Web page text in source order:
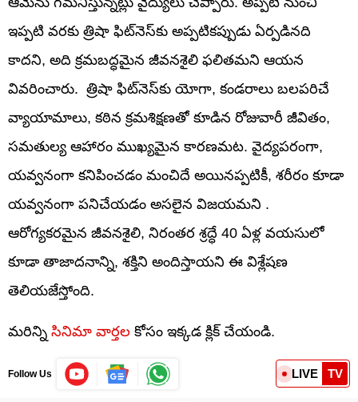
ఇప్పటి వరకు త్రిషా ఫిట్‌నెస్‌కు అప్పటికప్పుడు ఏర్పడినది
కాదని, అది క్రమబద్ధమైన జీవనశైలి ఫలితమని ఆయన
వివరించారు. త్రిషా ఫిట్‌నెస్‌కు యోగా, కండరాలు బలపరిచే
వ్యాయామాలు, కఠిన క్రమశిక్షణతో కూడిన రోజువారీ జీవితం,
సమతుల్య ఆహారం ముఖ్యమైన కారణమట. వైద్యపరంగా,
యవ్వనంగా కనిపించడం మంచిదే అయినప్పటికీ, శరీరం కూడా
యవ్వనంగా పనిచేయడం అసలైన విజయమని .
ఆరోగ్యకరమైన జీవనశైలి, నిరంతర శ్రద్ధే 40 ఏళ్ల వయసులో
కూడా తాజాదనాన్ని, శక్తిని అందిస్తాయని ఈ విశ్లేషణ
తెలియజేస్తోంది.
మరిన్ని సినిమా వార్తల కోసం ఇక్కడ క్లిక్ చేయండి.
Follow Us LIVE TV